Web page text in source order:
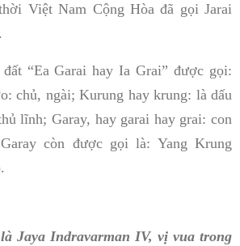
Việt Nam Cộng Hòa đã gọi Jarai
“Ea Garai hay Ia Grai” được gọi:
chủ, ngài; Kurung hay krung: là dấu
lĩnh; Garay, hay garai hay grai: con
còn được gọi là: Yang Krung
Jaya Indravarman IV, vị vua trong